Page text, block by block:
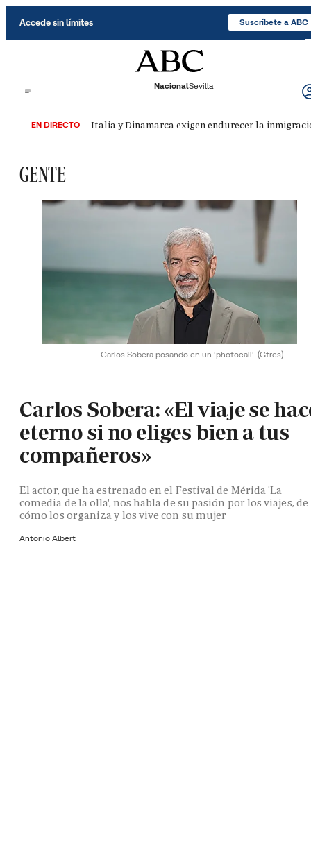
Accede sin límites Suscríbete a ABC
NacionalSevilla
EN DIRECTO Italia y Dinamarca exigen endurecer la
GENTE
Carlos Sobera posando en un 'photocall'. (Gtres)
Carlos Sobera: «El viaje se
eterno si no eliges bien a tus
compañeros»
El actor, que ha estrenado en el Festival de Mérida 'La
comedia de la olla', nos habla de su pasión por los viajes, de
cómo los organiza y los vive con su mujer
Antonio Albert